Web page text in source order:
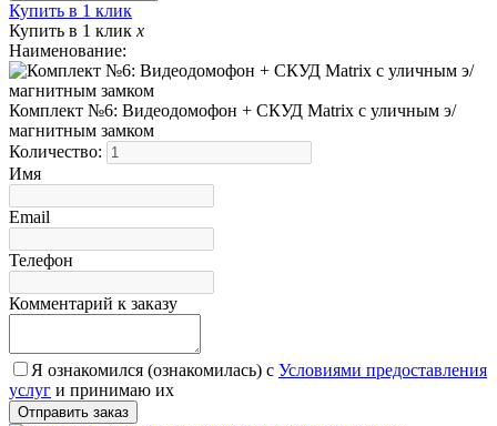
Купить в 1 клик
Купить в 1 клик x
Наименование:
Комплект №6: Видеодомофон + СКУД Matrix с уличным э/
магнитным замком
Количество:
Имя
Email
Телефон
Комментарий к заказу
Я ознакомился (ознакомилась) с Условиями предоставления
услуг и принимаю их